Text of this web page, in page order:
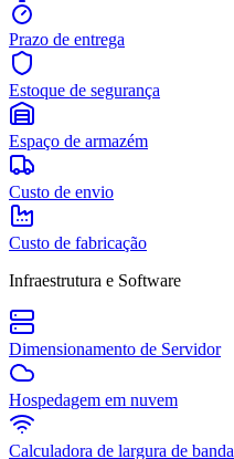
Prazo de entrega
Estoque de segurança
Espaço de armazém
Custo de envio
Custo de fabricação
Infraestrutura e Software
Dimensionamento de Servidor
Hospedagem em nuvem
Calculadora de largura de banda